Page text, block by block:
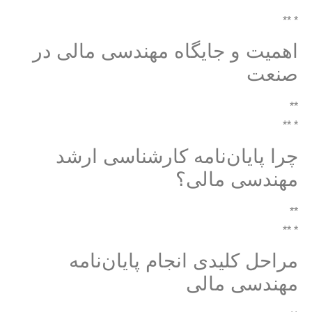
* **
اهمیت و جایگاه مهندسی مالی در
صنعت
**
* **
چرا پایان‌نامه کارشناسی ارشد
مهندسی مالی؟
**
* **
مراحل کلیدی انجام پایان‌نامه
مهندسی مالی